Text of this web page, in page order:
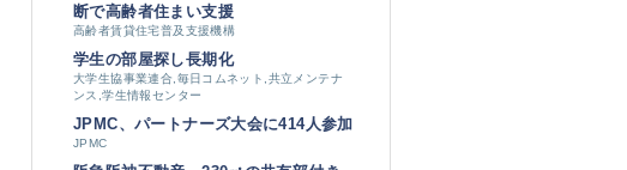
断で高齢者住まい支援
高齢者賃貸住宅普及支援機構
学生の部屋探し長期化
大学生協事業連合,毎日コムネット,共立メンテナ
ンス,学生情報センター
JPMC、パートナーズ大会に414人参加
JPMC